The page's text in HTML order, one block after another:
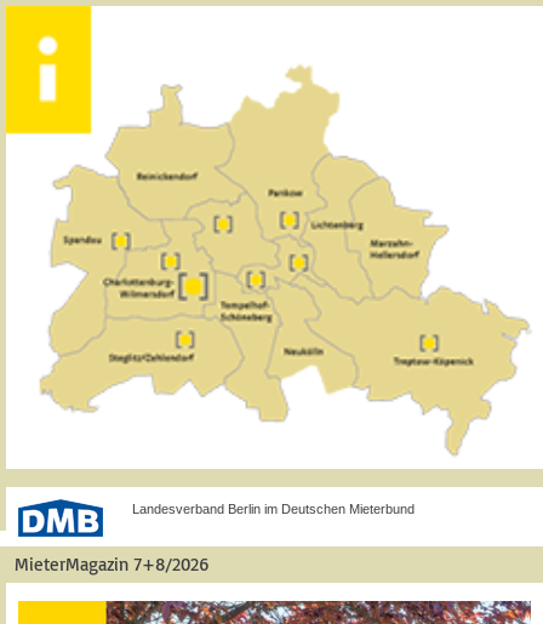
Landesverband Berlin im Deutschen Mieterbund
MieterMagazin 7+8/2026